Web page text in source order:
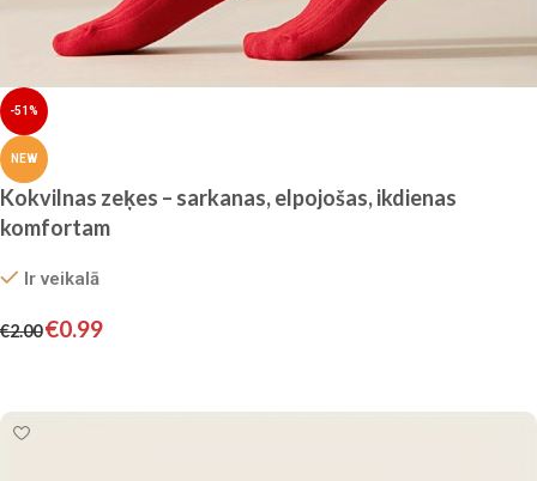
-51%
NEW
Kokvilnas zeķes – sarkanas, elpojošas, ikdienas
komfortam
Ir veikalā
€2.00€0.99